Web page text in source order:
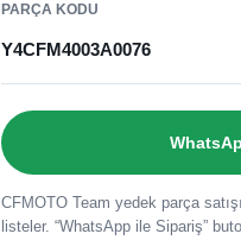
PARÇA KODU
Y4CFM4003A0076
CFMOTO Team yedek parça
listeler. “WhatsApp ile Sipariş”